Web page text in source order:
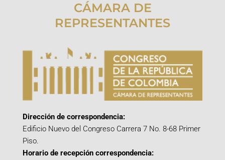
CÁMARA DE
REPRESENTANTES
Dirección de correspondencia:
Edificio Nuevo del Congreso Carrera 7 No. 8-68 Primer
Piso.
Horario de recepción correspondencia: